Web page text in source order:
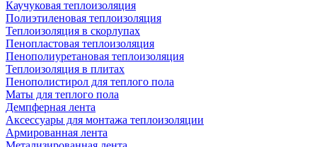
Каучуковая теплоизоляция
Полиэтиленовая теплоизоляция
Теплоизоляция в скорлупах
Пенопластовая теплоизоляция
Пенополиуретановая теплоизоляция
Теплоизоляция в плитах
Пенополистирол для теплого пола
Маты для теплого пола
Демпферная лента
Аксессуары для монтажа теплоизоляции
Армированная лента